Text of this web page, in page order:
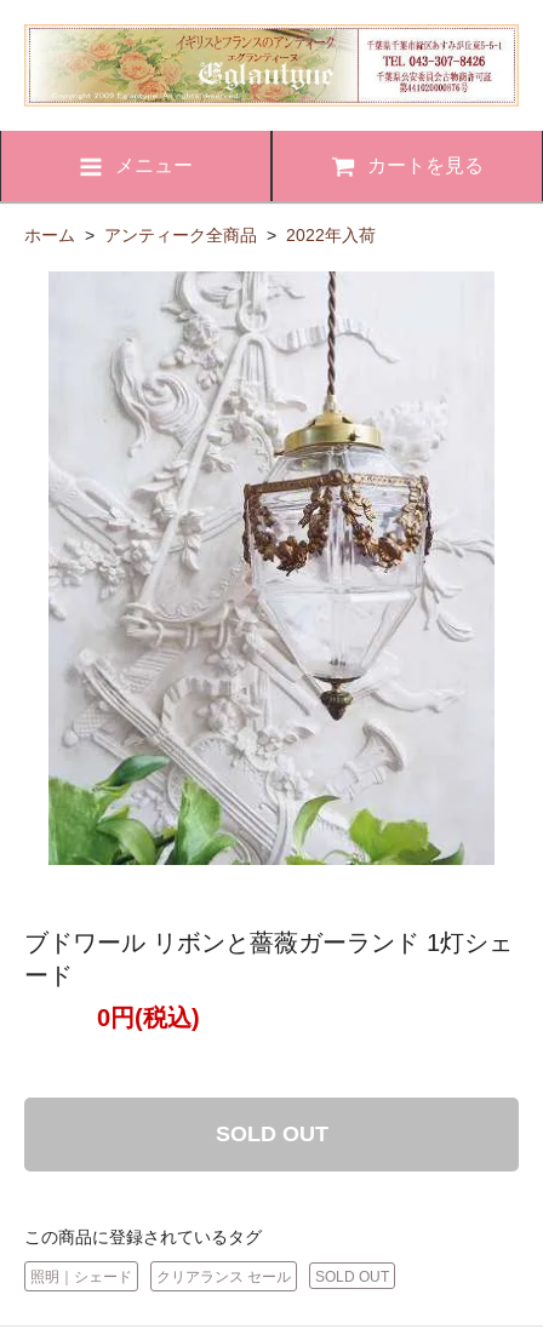
メニュー カートを見る
ホーム > アンティーク全商品 > 2022年入荷
ブドワール リボンと薔薇ガーランド 1灯シェ
ード
0円(税込)
SOLD OUT
この商品に登録されているタグ
照明｜シェード クリアランス セール SOLD OUT